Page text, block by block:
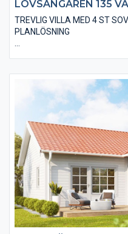
LÖVSÅNGAREN 135
TREVLIG VILLA MED 4 ST
PLANLÖSNING
vardagsrummet med högt
snyggt med falusvart
Naturligtvis finns en mängd
så att din villa passar in